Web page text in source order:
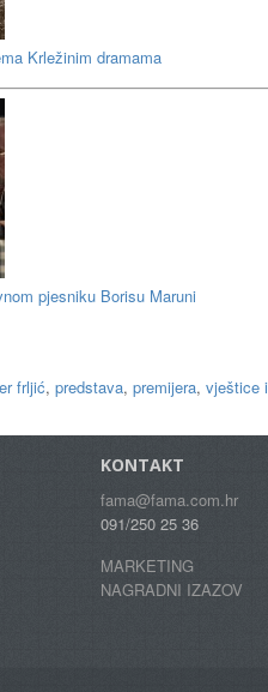
Krležinim dramama
pjesniku Borisu Maruni
frljić, predstava, premijera, vještice
KONTAKT
fama@fama.com.hr
091/250 25 36
MARKETING
NAGRADNI IZAZOV